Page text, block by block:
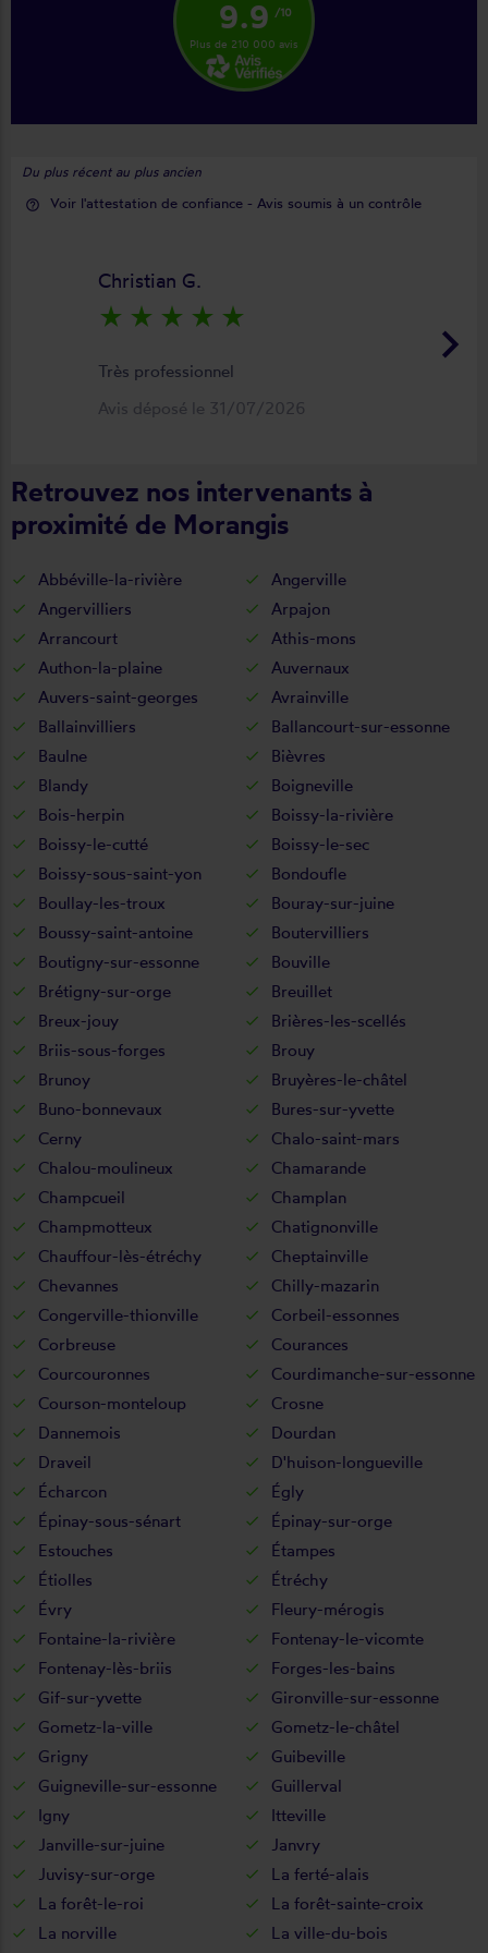
9.9 /10
Plus de 210 000 avis
Du plus récent au plus ancien
help_outline Voir l'attestation de confiance - Avis soumis à un contrôle
keyboard_arrow_right
Christian G.
star_rate star_rate star_rate star_rate star_rate
Très professionnel
Avis déposé le 31/07/2026
Retrouvez nos intervenants à
proximité de Morangis
Abbéville-la-rivière
Angerville
Angervilliers
Arpajon
Arrancourt
Athis-mons
Authon-la-plaine
Auvernaux
Auvers-saint-georges
Avrainville
Ballainvilliers
Ballancourt-sur-essonne
Baulne
Bièvres
Blandy
Boigneville
Bois-herpin
Boissy-la-rivière
Boissy-le-cutté
Boissy-le-sec
Boissy-sous-saint-yon
Bondoufle
Boullay-les-troux
Bouray-sur-juine
Boussy-saint-antoine
Boutervilliers
Boutigny-sur-essonne
Bouville
Brétigny-sur-orge
Breuillet
Breux-jouy
Brières-les-scellés
Briis-sous-forges
Brouy
Brunoy
Bruyères-le-châtel
Buno-bonnevaux
Bures-sur-yvette
Cerny
Chalo-saint-mars
Chalou-moulineux
Chamarande
Champcueil
Champlan
Champmotteux
Chatignonville
Chauffour-lès-étréchy
Cheptainville
Chevannes
Chilly-mazarin
Congerville-thionville
Corbeil-essonnes
Corbreuse
Courances
Courcouronnes
Courdimanche-sur-essonne
Courson-monteloup
Crosne
Dannemois
Dourdan
Draveil
D'huison-longueville
Écharcon
Égly
Épinay-sous-sénart
Épinay-sur-orge
Estouches
Étampes
Étiolles
Étréchy
Évry
Fleury-mérogis
Fontaine-la-rivière
Fontenay-le-vicomte
Fontenay-lès-briis
Forges-les-bains
Gif-sur-yvette
Gironville-sur-essonne
Gometz-la-ville
Gometz-le-châtel
Grigny
Guibeville
Guigneville-sur-essonne
Guillerval
Igny
Itteville
Janville-sur-juine
Janvry
Juvisy-sur-orge
La ferté-alais
La forêt-le-roi
La forêt-sainte-croix
La norville
La ville-du-bois